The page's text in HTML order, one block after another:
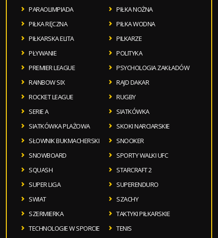
PARAOLIMPIADA
PIŁKA NOŻNA
PIŁKA RĘCZNA
PIŁKA WODNA
PIŁKARSKA ELITA
PILKARZE
PŁYWANIE
POLITYKA
PREMIER LEAGUE
PSYCHOLOGIA ZAKŁADÓW
RAINBOW SIX
RAJD DAKAR
ROCKET LEAGUE
RUGBY
SERIE A
SIATKÓWKA
SIATKÓWKA PLAŻOWA
SKOKI NARCIARSKIE
SŁOWNIK BUKMACHERSKI
SNOOKER
SNOWBOARD
SPORTY WALKI UFC
SQUASH
STARCRAFT 2
SUPER LIGA
SUPERENDURO
SWIAT
SZACHY
SZERMIERKA
TAKTYKI PIŁKARSKIE
TECHNOLOGIE W SPORCIE
TENIS